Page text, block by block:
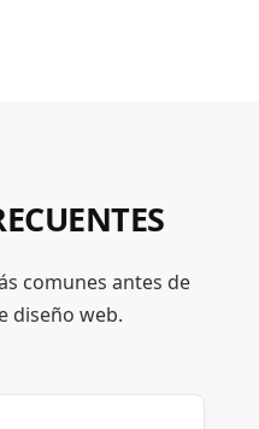
comunes antes de
diseño web.